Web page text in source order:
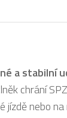
a stabilní
chrání
jízdě nebo